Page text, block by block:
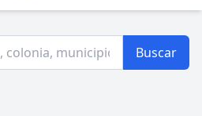
Buscar